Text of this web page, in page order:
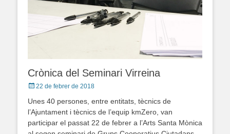
Crònica del Seminari Virreina
Posted
22 de febrer de 2018
Unes 40 persones, entre entitats, tècnics de
l’Ajuntament i tècnics de l’equip kmZero, van
participar el passat 22 de febrer a l’Arts Santa Mònica